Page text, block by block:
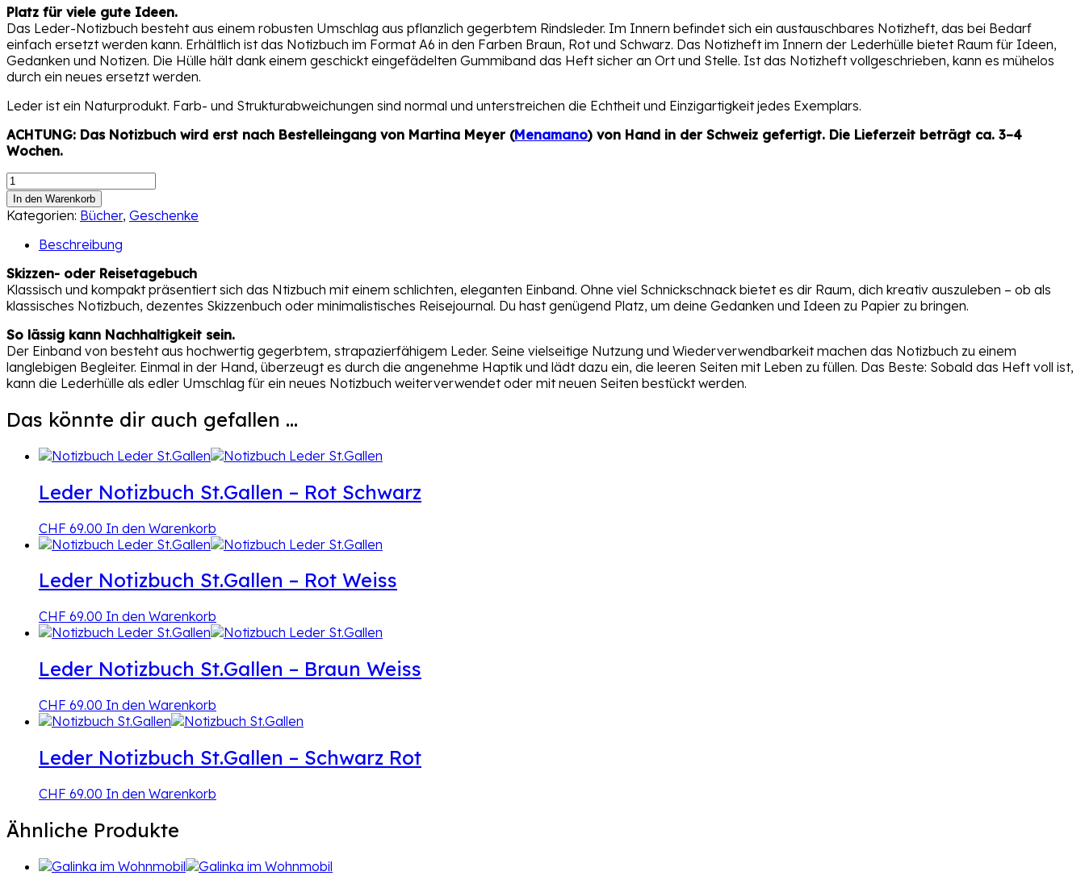
Platz für viele gute Ideen.
Das Leder-Notizbuch besteht aus einem robusten Umschlag aus pflanzlich gegerbtem Rindsleder. Im Innern befindet sich ein austauschbares Notizheft, das bei Bedarf
einfach ersetzt werden kann. Erhältlich ist das Notizbuch im Format A6 in den Farben Braun, Rot und Schwarz. Das Notizheft im Innern der Lederhülle bietet Raum für Ideen,
Gedanken und Notizen. Die Hülle hält dank einem geschickt eingefädelten Gummiband das Heft sicher an Ort und Stelle. Ist das Notizheft vollgeschrieben, kann es mühelos
durch ein neues ersetzt werden.
Leder ist ein Naturprodukt. Farb- und Strukturabweichungen sind normal und unterstreichen die Echtheit und Einzigartigkeit jedes Exemplars.
ACHTUNG: Das Notizbuch wird erst nach Bestelleingang von Martina Meyer (Menamano) von Hand in der Schweiz gefertigt. Die Lieferzeit beträgt ca. 3–4
Wochen.
Leder
Notizbuch
St.Gallen
Schwarz
Menge
In den Warenkorb
Kategorien: Bücher, Geschenke
Beschreibung
Skizzen- oder Reisetagebuch
Klassisch und kompakt präsentiert sich das Ntizbuch mit einem schlichten, eleganten Einband. Ohne viel Schnickschnack bietet es dir Raum, dich kreativ auszuleben – ob als
klassisches Notizbuch, dezentes Skizzenbuch oder minimalistisches Reisejournal. Du hast genügend Platz, um deine Gedanken und Ideen zu Papier zu bringen.
So lässig kann Nachhaltigkeit sein.
Der Einband von besteht aus hochwertig gegerbtem, strapazierfähigem Leder. Seine vielseitige Nutzung und Wiederverwendbarkeit machen das Notizbuch zu einem
langlebigen Begleiter. Einmal in der Hand, überzeugt es durch die angenehme Haptik und lädt dazu ein, die leeren Seiten mit Leben zu füllen. Das Beste: Sobald das Heft voll ist,
kann die Lederhülle als edler Umschlag für ein neues Notizbuch weiterverwendet oder mit neuen Seiten bestückt werden.
Das könnte dir auch gefallen …
Leder Notizbuch St.Gallen – Rot Schwarz
CHF 69.00 In den Warenkorb
Leder Notizbuch St.Gallen – Rot Weiss
CHF 69.00 In den Warenkorb
Leder Notizbuch St.Gallen – Braun Weiss
CHF 69.00 In den Warenkorb
Leder Notizbuch St.Gallen – Schwarz Rot
CHF 69.00 In den Warenkorb
Ähnliche Produkte